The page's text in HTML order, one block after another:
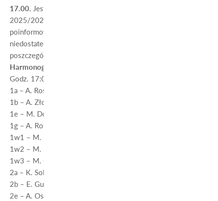
17.00. Jest to ostatnie zebranie w roku szkolnym
2025/2026, na którym rodzice i opiekunowie zostaną
poinformowani o przewidywanych rocznych ocenach
niedostatecznych i zagrożeniach ocenami niedostatecznymi z
poszczególnych przedmiotów.
Harmonogram zebrania:
Godz. 17:00
1a – A. Roskosz – s. 213 (II piętro)
1b – A. Złotopolska – Pirczewska – s. 323 (III piętro)
1e – M. Domżalska – s. 329 (III piętro)
1g – A. Roskosz – s. 213 (II piętro)
1w1 – M. Ścibior – s. 322 (III piętro)
1w2 – M. Krukowski – s. 328 (III piętro)
1w3 – M. Gucma – s. 332 (III piętro)
2a – K. Sobanda – s. 215 (II piętro)
2b – E. Gutowska – s. 338 (III piętro)
2e – A. Osińska – s. 217 (II piętro)